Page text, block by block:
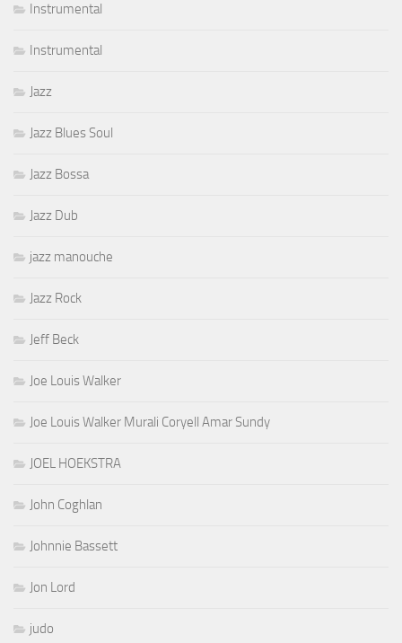
Instrumental
Instrumental
Jazz
Jazz Blues Soul
Jazz Bossa
Jazz Dub
jazz manouche
Jazz Rock
Jeff Beck
Joe Louis Walker
Joe Louis Walker Murali Coryell Amar Sundy
JOEL HOEKSTRA
John Coghlan
Johnnie Bassett
Jon Lord
judo